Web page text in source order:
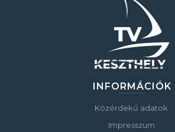
INFORMÁCIÓK
Közérdekű adatok
Impresszum